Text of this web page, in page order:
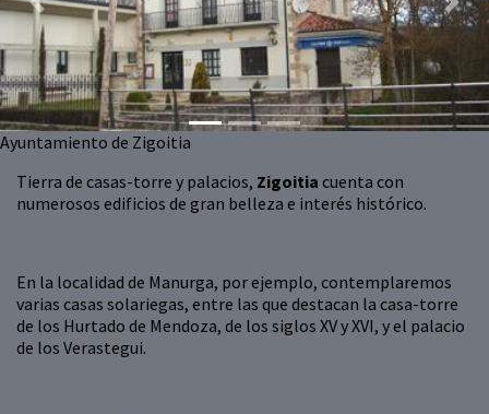
Tierra de casas-torre y palacios, Zigoitia cuenta con
numerosos edificios de gran belleza e interés histórico.
En la localidad de Manurga, por ejemplo, contemplaremos
varias casas solariegas, entre las que destacan la casa-torre
de los Hurtado de Mendoza, de los siglos XV y XVI, y el palacio
de los Verastegui.
Ayuntamiento de Zigoitia
Previous Next